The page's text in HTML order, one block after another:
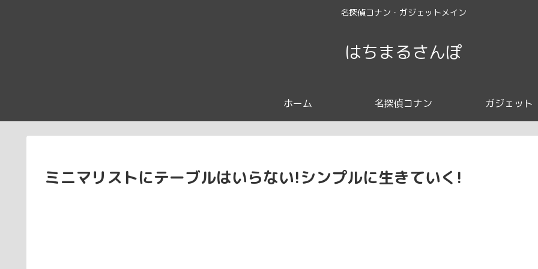
名探偵コナン・ガジェットメイン
はちまるさんぽ
ホーム 名探偵コナン ガジェット
ミニマリストにテーブルはいらない!シンプルに生きていく!